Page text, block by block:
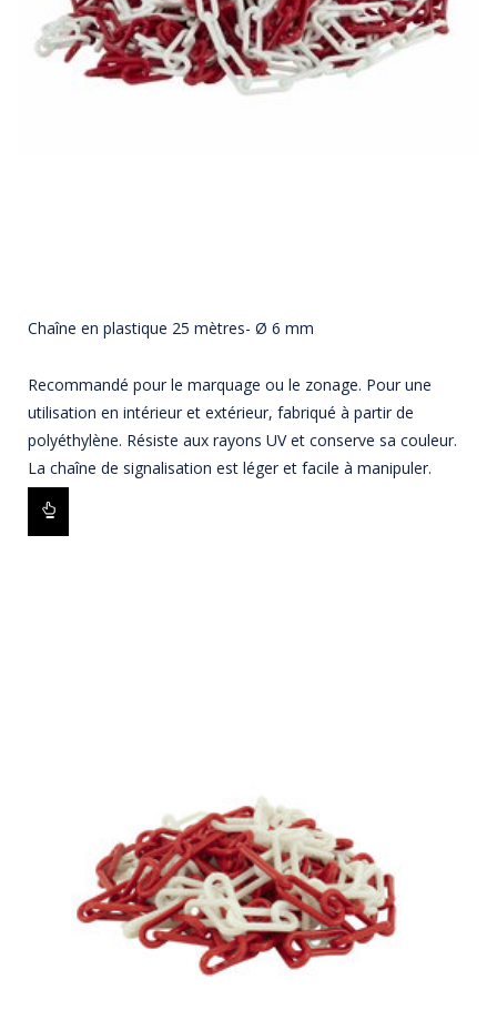
Chaîne en plastique 25 mètres- Ø 6 mm
Recommandé pour le marquage ou le zonage. Pour une
utilisation en intérieur et extérieur, fabriqué à partir de
polyéthylène. Résiste aux rayons UV et conserve sa couleur.
La chaîne de signalisation est léger et facile à manipuler.